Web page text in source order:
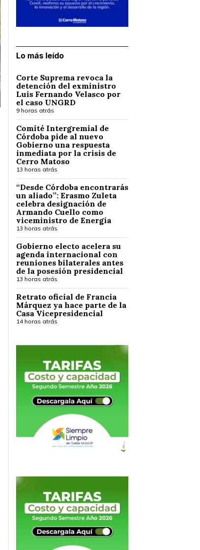
Lo más leído
Corte Suprema revoca la
detención del exministro
Luis Fernando Velasco por
el caso UNGRD
9 horas atrás
Comité Intergremial de
Córdoba pide al nuevo
Gobierno una respuesta
inmediata por la crisis de
Cerro Matoso
13 horas atrás
“Desde Córdoba encontrarás
un aliado”: Erasmo Zuleta
celebra designación de
Armando Cuello como
viceministro de Energía
13 horas atrás
Gobierno electo acelera su
agenda internacional con
reuniones bilaterales antes
de la posesión presidencial
13 horas atrás
Retrato oficial de Francia
Márquez ya hace parte de la
Casa Vicepresidencial
14 horas atrás